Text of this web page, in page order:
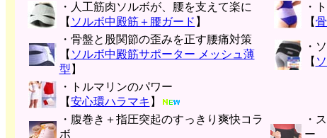
・人工筋肉ソルボが、腰を支えて楽に
【 ソルボ中殿筋＋腰ガード 】
・
【
・骨盤と股関節の歪みを正す腰痛対策
【 ソルボ中殿筋サポーター メッシュ薄
型 】
・
【
・トルマリンのパワー
【安心環ハラマキ 】
・腹巻き＋指圧突起のすっきり爽快コラ
ボ
・
ー